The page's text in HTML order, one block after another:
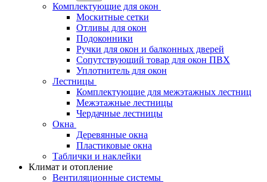
Комплектующие для окон
Москитные сетки
Отливы для окон
Подоконники
Ручки для окон и балконных дверей
Сопутствующий товар для окон ПВХ
Уплотнитель для окон
Лестницы
Комплектующие для межэтажных лестниц
Межэтажные лестницы
Чердачные лестницы
Окна
Деревянные окна
Пластиковые окна
Таблички и наклейки
Климат и отопление
Вентиляционные системы